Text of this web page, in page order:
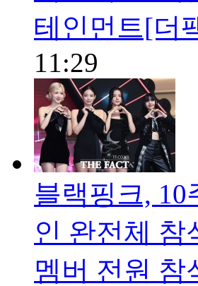
테인먼트[더
11:29
블랙핑크, 10
인 완전체 참
멤버 전원 참